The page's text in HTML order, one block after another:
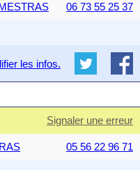
06 73 55 25 37
les infos.
Signaler une erreur
05 56 22 96 71